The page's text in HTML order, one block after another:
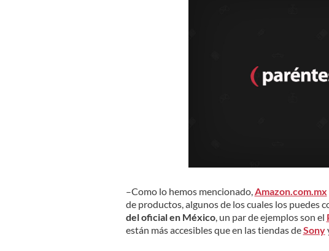
–Como lo hemos mencionado,Amazon.com.mx
de productos, algunos de los cuales los puedes
del oficial en México, un par de ejemplos son el
están más accesibles que en las tiendas deSony